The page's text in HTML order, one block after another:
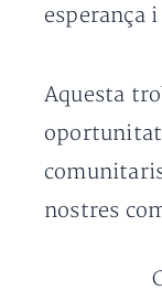
esperança
Aquesta
nostres